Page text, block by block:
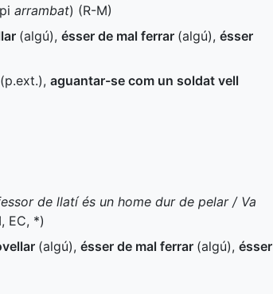
arrambat) (R-M)
(algú), ésser de mal ferrar (algú), ésser
(p.ext.), aguantar-se com un soldat vell
de llatí és un home dur de pelar / Va
, EC, *)
(algú), ésser de mal ferrar (algú), ésser